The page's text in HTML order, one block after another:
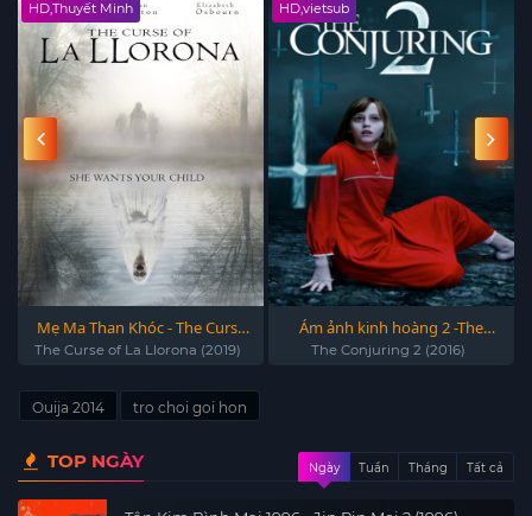
HD,Thuyết Minh
Mẹ Ma Than Khóc - The Curse
of La Llorona (2019)
The Curse of La Llorona (2019)
HD,vietsub
Ám ảnh kinh hoàng 2 -The
Conjuring 2
The Conjuring 2 (2016)
Ouija 2014 tro choi goi hon
TOP NGÀY Ngày Tuần Tháng Tất cả